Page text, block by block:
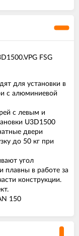
FSG
для установки в
с алюминиевой
с левым и
U3D1500
двери
до 50 кг при
угол
плавны в работе за
конструкции.
150